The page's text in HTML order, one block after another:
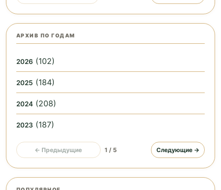
АРХИВ ПО ГОДАМ
2026 (102)
2025 (184)
2024 (208)
2023 (187)
← Предыдущие 1 / 5 Следующие →